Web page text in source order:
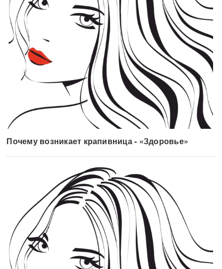
Почему возникает крапивница - «Здоровье»